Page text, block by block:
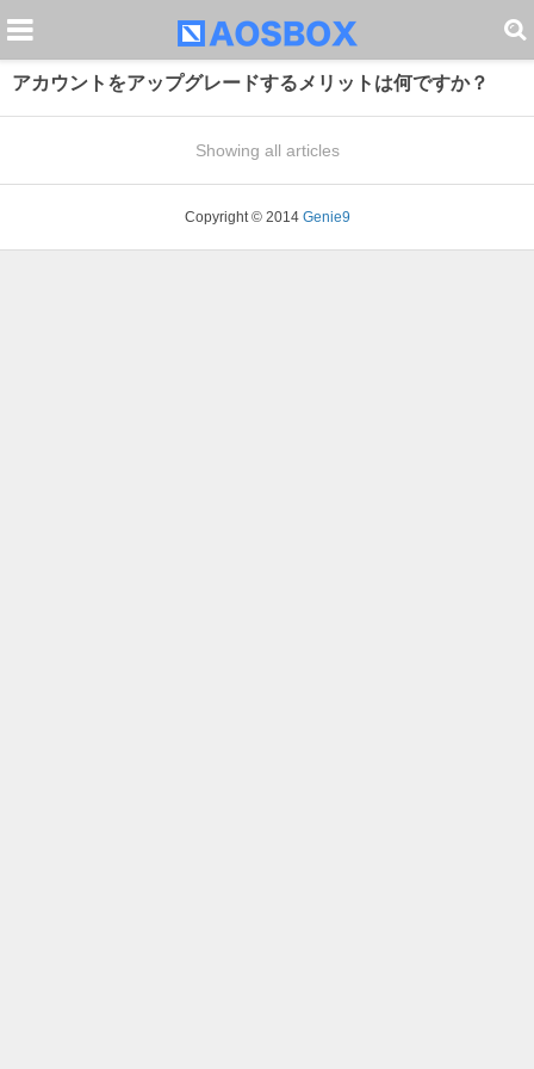
アカウントをアップグレードするメリットは何ですか？
Showing all articles
Copyright © 2014Genie9